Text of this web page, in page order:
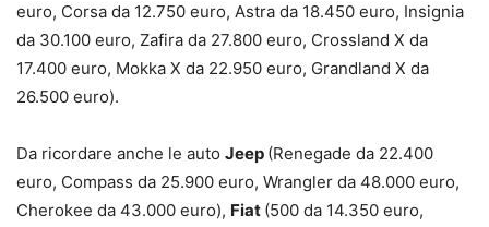
euro, Corsa da 12.750 euro, Astra da 18.450 euro, Insignia
da 30.100 euro, Zafira da 27.800 euro, Crossland X da
17.400 euro, Mokka X da 22.950 euro, Grandland X da
26.500 euro).
Da ricordare anche le auto Jeep (Renegade da 22.400
euro, Compass da 25.900 euro, Wrangler da 48.000 euro,
Cherokee da 43.000 euro), Fiat (500 da 14.350 euro,